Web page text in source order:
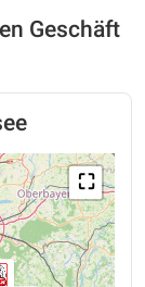
Geschäft
⛶